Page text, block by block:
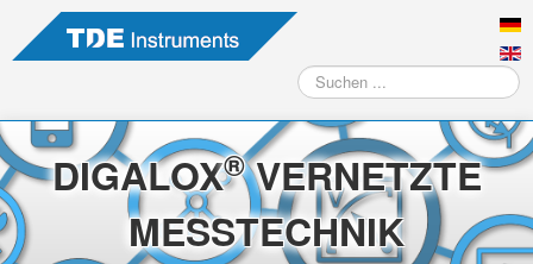
Suchen
...
DIGALOX®VERNETZTE
MESSTECHNIK